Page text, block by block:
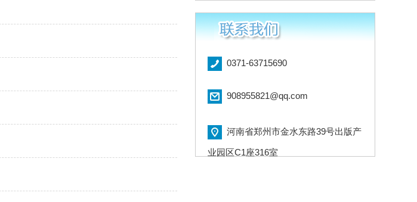
0371-63715690
908955821@qq.com
河南省郑州市金水东路39号出版产
业园区C1座316室